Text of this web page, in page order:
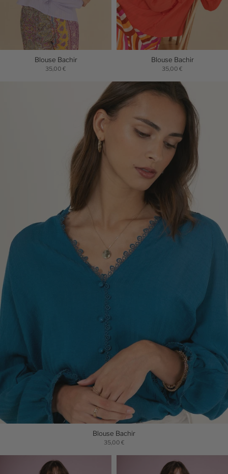
Blouse Bachir
35,00 €
Blouse Bachir
35,00 €
Blouse Bachir
35,00 €